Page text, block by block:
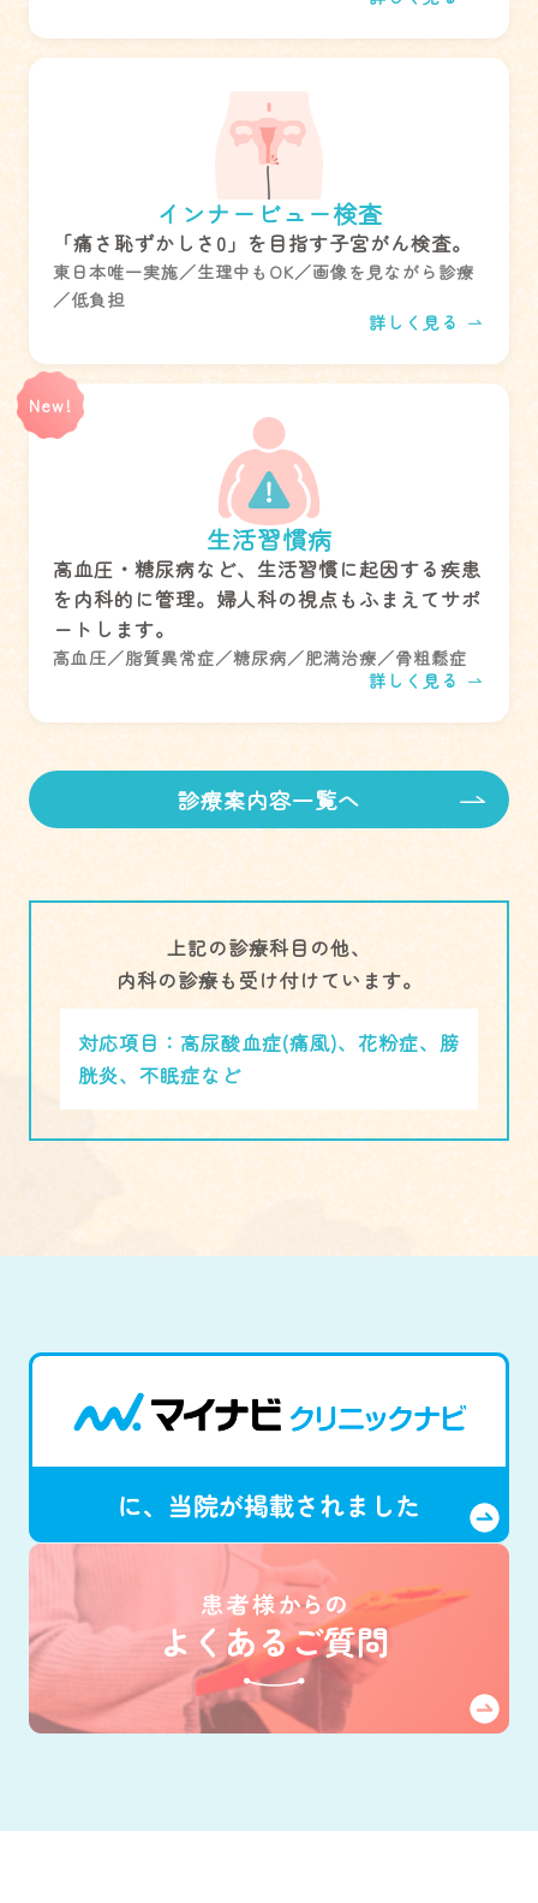
インナービュー検査
「痛さ恥ずかしさ0」を目指す子宮がん検査。
東日本唯一実施／生理中もOK／画像を見ながら診療
／低負担
詳しく見る
New!
生活習慣病
高血圧・糖尿病など、生活習慣に起因する疾患
を内科的に管理。婦人科の視点もふまえてサポ
ートします。
高血圧／脂質異常症／糖尿病／肥満治療／骨粗鬆症
詳しく見る
診療案内容一覧へ
上記の診療科目の他、
内科の診療も受け付けています。
対応項目： 高尿酸血症(痛風)、花粉症、膀
胱炎、不眠症など